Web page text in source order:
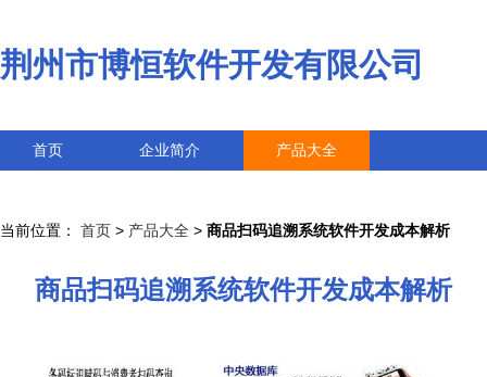
荆州市博恒软件开发有限公司
首页 企业简介 产品大全
当前位置： 首页 > 产品大全 > 商品扫码追溯系统软件开发成本解析
商品扫码追溯系统软件开发成本解析